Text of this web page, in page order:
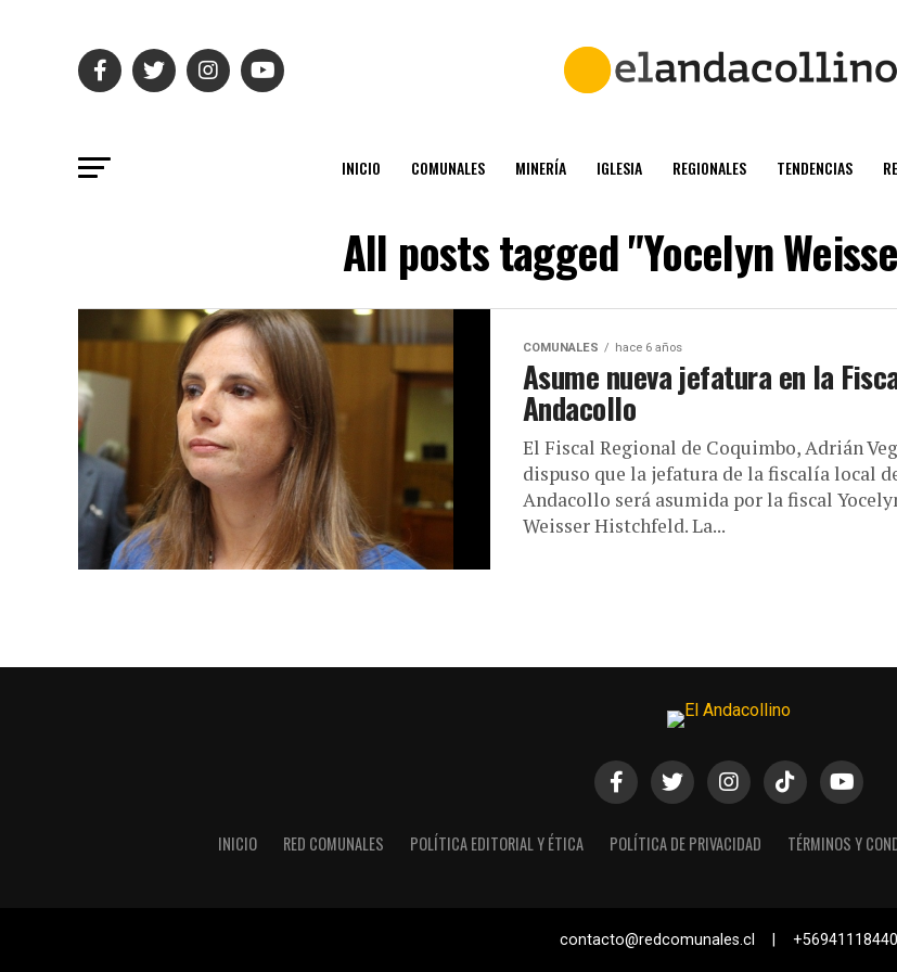
INICIO COMUNALES MINERÍA IGLESIA REGIONALES TENDENCIAS
All posts tagged "Yocelyn
COMUNALES hace 6 años
Asume nueva jefatura en la
Andacollo
El Fiscal Regional de Coquimbo, Adrián
dispuso que la jefatura de la fiscalía local
Andacollo será asumida por la fiscal
Weisser Histchfeld. La...
INICIO RED COMUNALES POLÍTICA EDITORIAL Y ÉTICA POLÍTICA DE PRIVACIDAD TÉRMINOS Y
contacto@redcomunales.cl | +56941118440